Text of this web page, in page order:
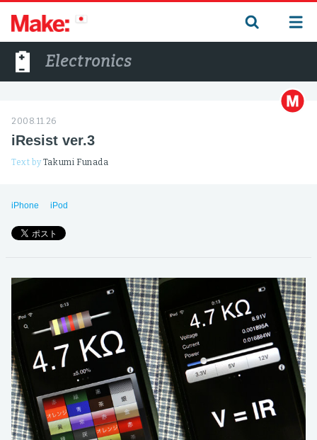
Electronics
2008.11.26
iResist ver.3
Text byTakumi Funada
iPhone iPod